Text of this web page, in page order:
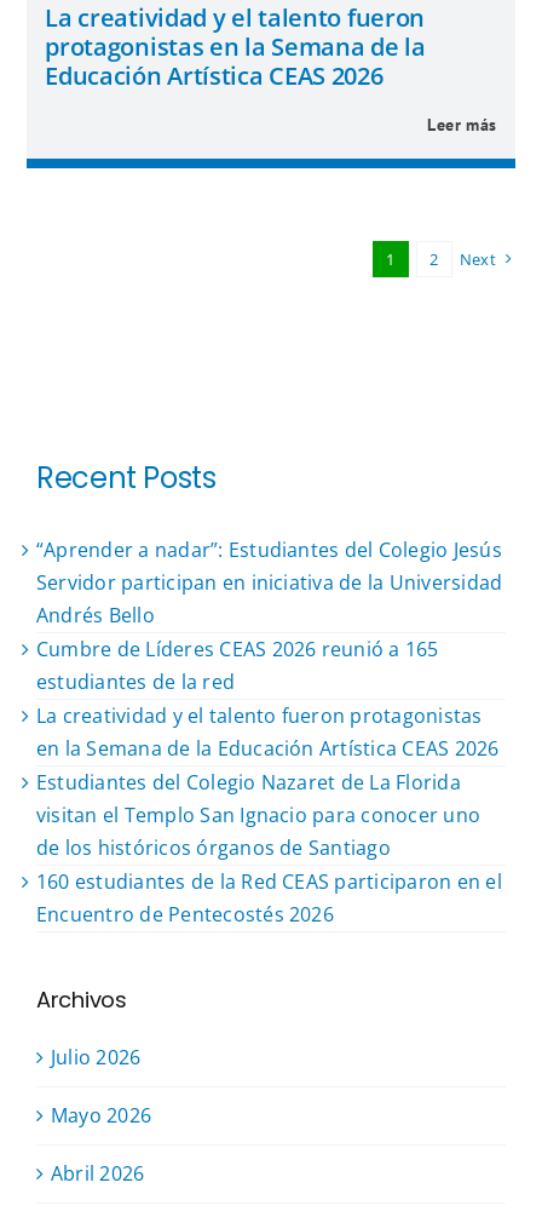
La creatividad y el talento fueron
protagonistas en la Semana de la
Educación Artística CEAS 2026
Leer más
1 2 Next
Recent Posts
“Aprender a nadar”: Estudiantes del Colegio Jesús
Servidor participan en iniciativa de la Universidad
Andrés Bello
Cumbre de Líderes CEAS 2026 reunió a 165
estudiantes de la red
La creatividad y el talento fueron protagonistas
en la Semana de la Educación Artística CEAS 2026
Estudiantes del Colegio Nazaret de La Florida
visitan el Templo San Ignacio para conocer uno
de los históricos órganos de Santiago
160 estudiantes de la Red CEAS participaron en el
Encuentro de Pentecostés 2026
Archivos
Julio 2026
Mayo 2026
Abril 2026